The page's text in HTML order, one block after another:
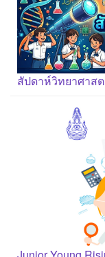
สัปดาห์วิทยาศาส